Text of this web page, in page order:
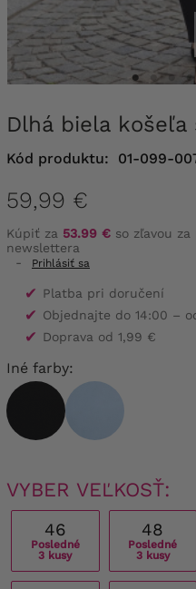
Dlhá biela
Kód produktu: 01-099-
59,99 €
Kúpiť za 53.99 € so zľavou
newslettera
-
Prihlásiť sa
✔ Platba pri doručení
✔ Objednajte do 14:00 –
✔ Doprava od 1,99 €
Iné farby:
VYBER VEĽKOSŤ:
46
Posledné
3 kusy
48
Posledné
3 kusy